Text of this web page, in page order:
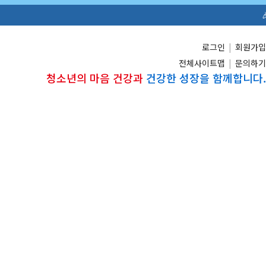
🎉 경상남도미래세대재
로그인 | 회원가입
전체사이트맵 | 문의하기
청소년의 마음 건강과 건강한 성장을 함께합니다.